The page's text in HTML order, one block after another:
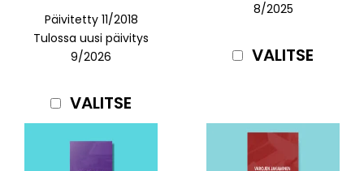
Päivitetty 11/2018
Tulossa uusi päivitys
9/2026
VALITSE
8/2025
VALITSE